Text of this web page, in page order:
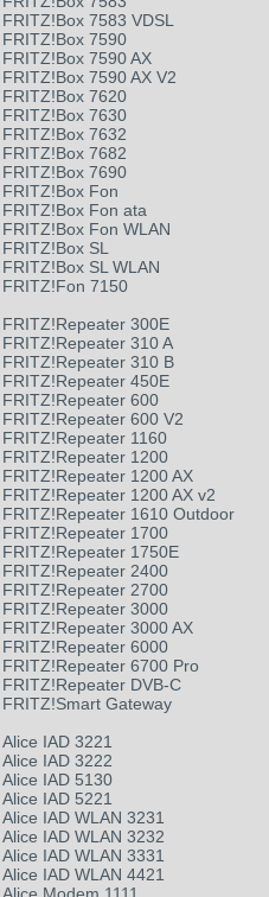
FRITZ!Box 7583 VDSL
FRITZ!Box 7590
FRITZ!Box 7590 AX
FRITZ!Box 7590 AX V2
FRITZ!Box 7620
FRITZ!Box 7630
FRITZ!Box 7632
FRITZ!Box 7682
FRITZ!Box 7690
FRITZ!Box Fon
FRITZ!Box Fon ata
FRITZ!Box Fon WLAN
FRITZ!Box SL
FRITZ!Box SL WLAN
FRITZ!Fon 7150
FRITZ!Repeater 300E
FRITZ!Repeater 310 A
FRITZ!Repeater 310 B
FRITZ!Repeater 450E
FRITZ!Repeater 600
FRITZ!Repeater 600 V2
FRITZ!Repeater 1160
FRITZ!Repeater 1200
FRITZ!Repeater 1200 AX
FRITZ!Repeater 1200 AX v2
FRITZ!Repeater 1610 Outdoor
FRITZ!Repeater 1700
FRITZ!Repeater 1750E
FRITZ!Repeater 2400
FRITZ!Repeater 2700
FRITZ!Repeater 3000
FRITZ!Repeater 3000 AX
FRITZ!Repeater 6000
FRITZ!Repeater 6700 Pro
FRITZ!Repeater DVB-C
FRITZ!Smart Gateway
Alice IAD 3221
Alice IAD 3222
Alice IAD 5130
Alice IAD 5221
Alice IAD WLAN 3231
Alice IAD WLAN 3232
Alice IAD WLAN 3331
Alice IAD WLAN 4421